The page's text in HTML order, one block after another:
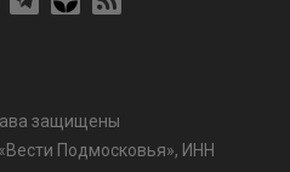
защищены
Подмосковья», ИНН